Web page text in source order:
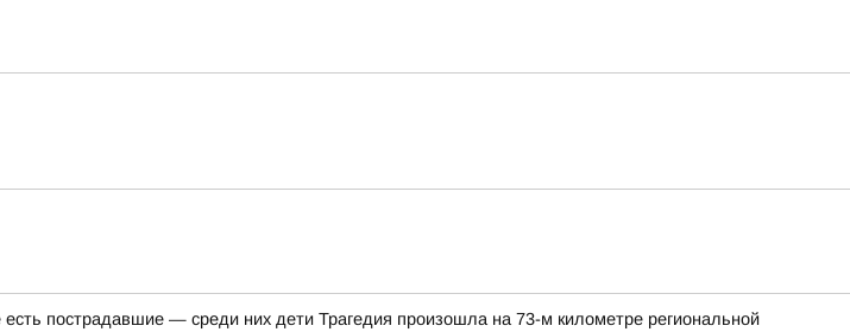
пострадавшие — среди них дети Трагедия произошла на 73-м километре региональной